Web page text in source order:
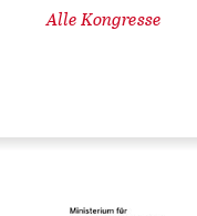
Alle Kongresse